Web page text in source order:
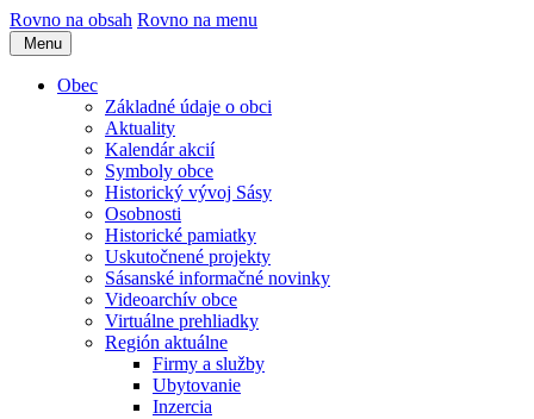
Rovno na obsah Rovno na menu
Menu
Obec
Základné údaje o obci
Aktuality
Kalendár akcií
Symboly obce
Historický vývoj Sásy
Osobnosti
Historické pamiatky
Uskutočnené projekty
Sásanské informačné novinky
Videoarchív obce
Virtuálne prehliadky
Región aktuálne
Firmy a služby
Ubytovanie
Inzercia